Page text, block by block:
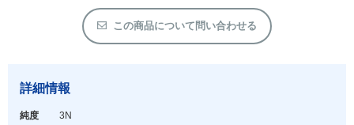
この商品について問い合わせる
詳細情報
純度
3N